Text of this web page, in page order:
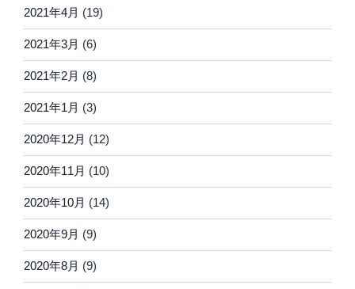
2021年4月 (19)
2021年3月 (6)
2021年2月 (8)
2021年1月 (3)
2020年12月 (12)
2020年11月 (10)
2020年10月 (14)
2020年9月 (9)
2020年8月 (9)